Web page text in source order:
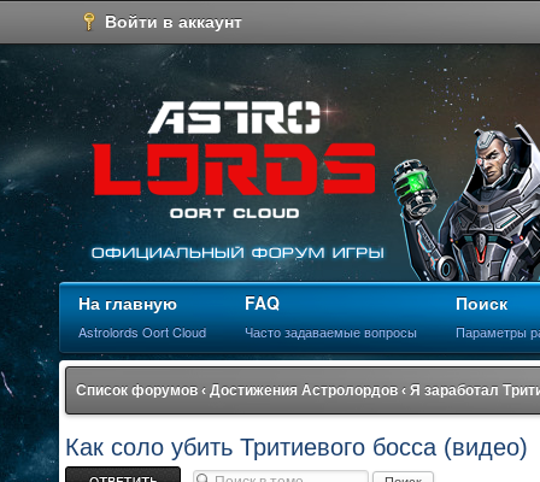
Войти в аккаунт
На главную
Astrolords Oort Cloud
FAQ
Часто задаваемые вопросы
Поиск
Параметры
Список форумов ‹ Достижения Астролордов ‹ Я заработал
Как соло убить Тритиевого босса (видео)
Ответить